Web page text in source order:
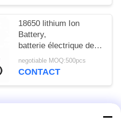
18650 lithium Ion
Battery,
batterie électrique de
48v 10ah de
bicyclette rechargeable
negotiable MOQ:500pcs
CONTACT